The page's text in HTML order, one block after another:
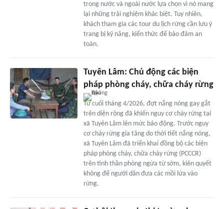
trong nước và ngoài nước lựa chọn vì nó mang
lại những trải nghiệm khác biệt. Tuy nhiên,
khách tham gia các tour du lịch rừng cần lưu ý
trang bị kỹ năng, kiến thức để bảo đảm an
toàn.
Tuyên Lâm: Chủ động các biện
pháp phòng cháy, chữa cháy rừng
Từ cuối tháng 4/2026, đợt nắng nóng gay gắt
trên diện rộng đã khiến nguy cơ cháy rừng tại
xã Tuyên Lâm lên mức báo động. Trước nguy
cơ cháy rừng gia tăng do thời tiết nắng nóng,
xã Tuyên Lâm đã triển khai đồng bộ các biện
pháp phòng cháy, chữa cháy rừng (PCCCR)
trên tinh thần phòng ngừa từ sớm, kiên quyết
không để người dân đưa các mồi lửa vào
rừng.